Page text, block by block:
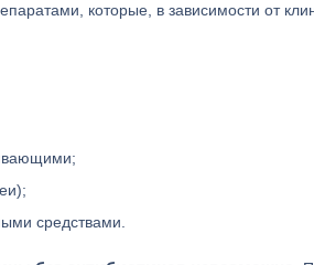
которые, в зависимости от
средствами.